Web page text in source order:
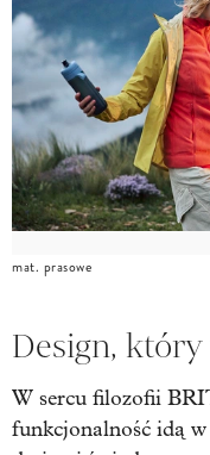
mat. prasowe
Design, który
W sercu filozofii
funkcjonalność idą